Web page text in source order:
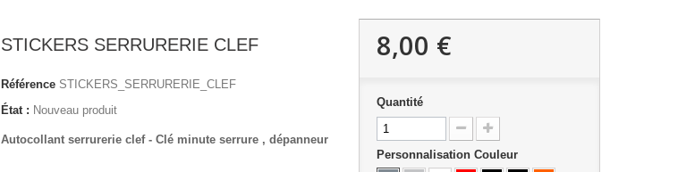
STICKERS SERRURERIE CLEF
Référence STICKERS_SERRURERIE_CLEF
État : Nouveau produit
Autocollant serrurerie clef - Clé minute serrure , dépanneur
8,00 €
Quantité
Personnalisation Couleur